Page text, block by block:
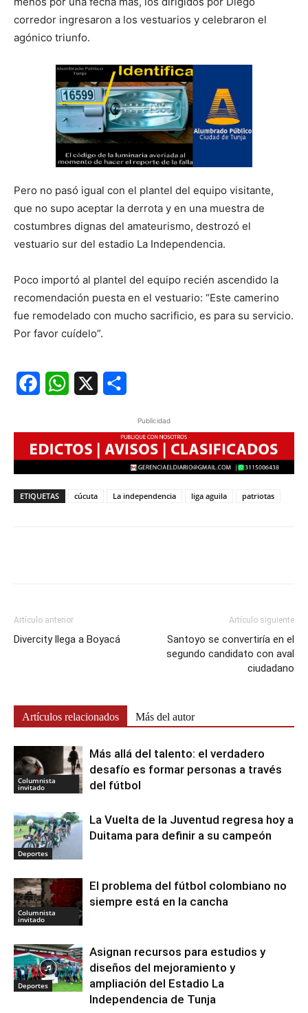
corredor ingresaron a los vestuarios y celebraron el
agónico triunfo.
Pero no pasó igual con el plantel del equipo visitante,
que no supo aceptar la derrota y en una muestra de
costumbres dignas del amateurismo, destrozó el
vestuario sur del estadio La Independencia.
Poco importó al plantel del equipo recién ascendido la
recomendación puesta en el vestuario: “Este camerino
fue remodelado con mucho sacrificio, es para su servicio.
Por favor cuídelo”.
FacebookWhatsApp
Publicidad
ETIQUETAS cúcuta La independencia liga aguila patriotas
Artículo anterior
Divercity llega a Boyacá
Artículo siguiente
Santoyo se convertiría en el
segundo candidato con aval
ciudadano
Artículos relacionados Más del autor
Columnista
invitado
Más allá del talento: el verdadero
desafío es formar personas a través
del fútbol
Deportes
La Vuelta de la Juventud regresa hoy a
Duitama para definir a su campeón
Columnista
invitado
El problema del fútbol colombiano no
siempre está en la cancha
Deportes
Asignan recursos para estudios y
diseños del mejoramiento y
ampliación del Estadio La
Independencia de Tunja